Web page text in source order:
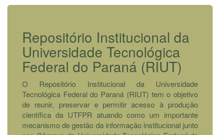
Repositório Institucional da
Universidade Tecnológica
Federal do Paraná (RIUT)
O Repositório Institucional da Universidade
Tecnológica Federal do Paraná (RIUT) tem o objetivo
de reunir, preservar e permitir acesso à produção
científica da UTFPR atuando como um importante
mecanismo de gestão da informação institucional junto